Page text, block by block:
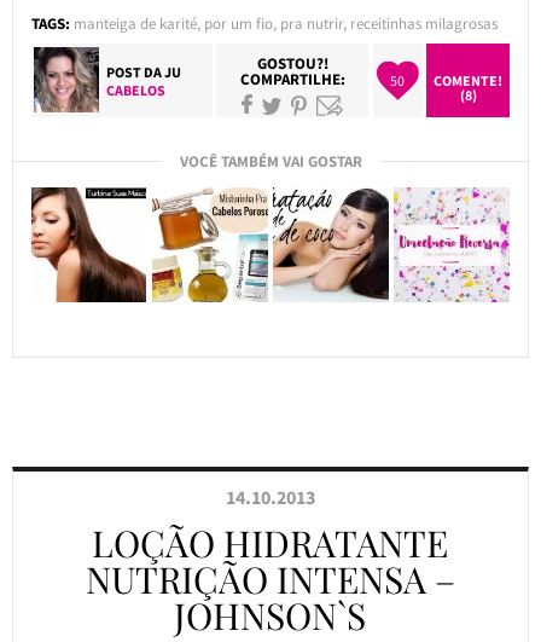
TAGS: manteiga de karité, por um fio, pra nutrir, receitinhas milagrosas
POST DAJU
CABELOS
GOSTOU?!
COMPARTILHE: 50
COMENTE!
(8)
VOCÊ TAMBÉM VAI GOSTAR
14.10.2013
LOÇÃO HIDRATANTE
NUTRIÇÃO INTENSA –
JOHNSON`S